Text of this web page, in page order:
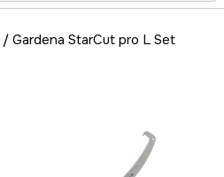
/ Gardena StarCut pro L Set